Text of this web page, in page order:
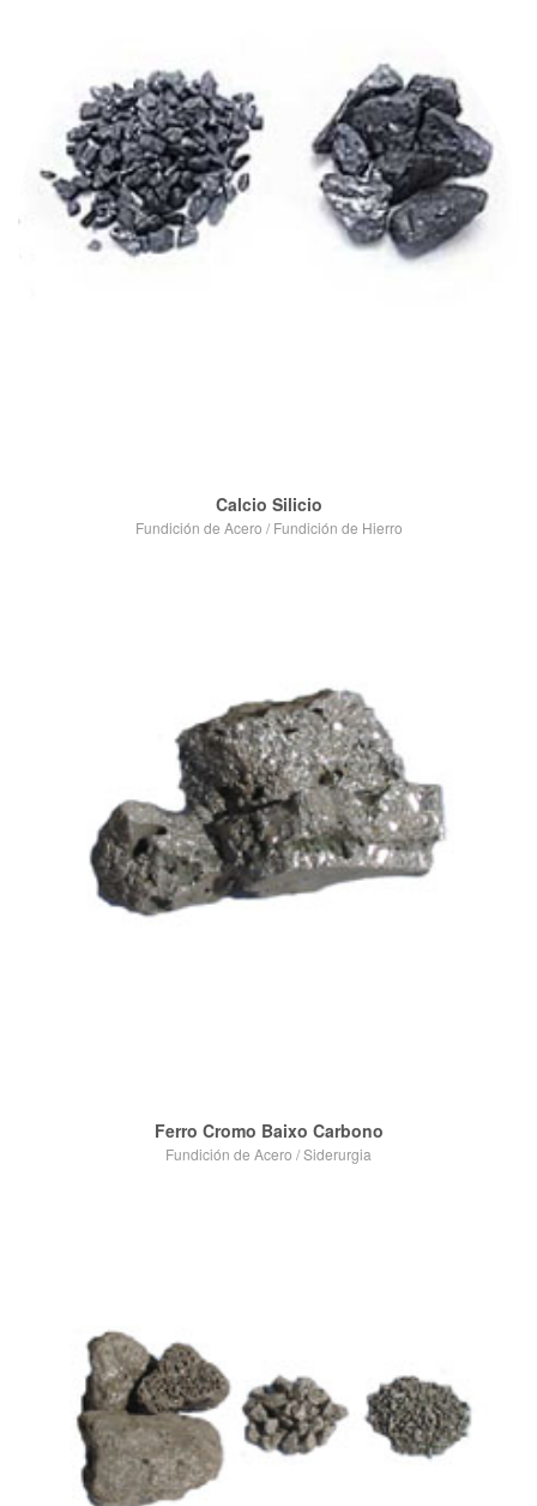
VIEW POST
VIEW POST
Calcio Silicio
Fundición de Acero /Fundición de Hierro
Ferro Cromo Baixo Carbono
Fundición de Acero /Siderurgia